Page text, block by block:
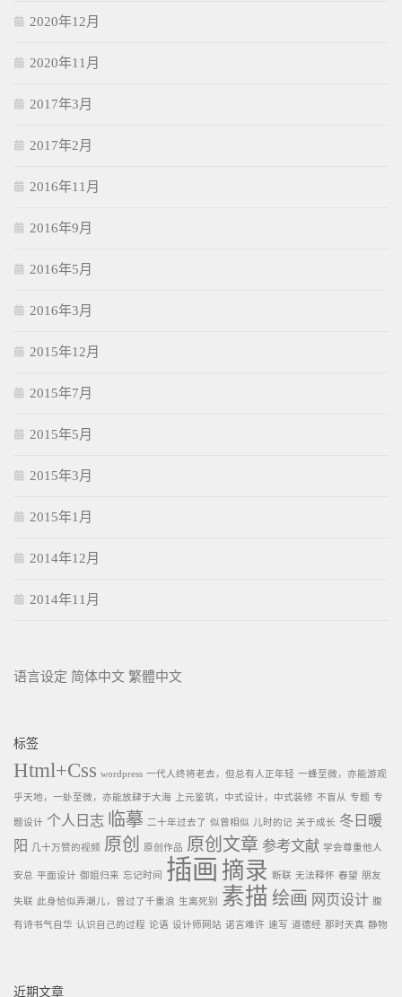
2020年12月
2020年11月
2017年3月
2017年2月
2016年11月
2016年9月
2016年5月
2016年3月
2015年12月
2015年7月
2015年5月
2015年3月
2015年1月
2014年12月
2014年11月
语言设定 简体中文 繁體中文
标签
Html+Css wordpress 一代人终将老去，但总有人正年轻 一蜂至微，亦能游观
乎天地，一虲至微，亦能放肆于大海 上元鉴筑，中式设计，中式装修 不盲从 专题 专
题设计 个人日志 临摹 二十年过去了 似曾相似 儿时的记 关于成长 冬日暖
阳
几十万赞的视频 原创 原创作品 原创文章 参考文献 学会尊重他人
安总 平面设计 御姐归来 忘记时间 插画 摘录 断联 无法释怀 春望 朋友
失联 此身恰似弄潮儿，曾过了千重浪 生离死别 素描 绘画 网页设计 腹
有诗书气自华 认识自己的过程 论语 设计师网站 诺言难许 速写 道德经 那时天真 静物
近期文章